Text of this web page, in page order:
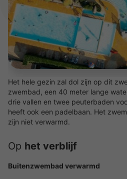
Het hele gezin zal dol zijn op dit
zwembad, een 40 meter lange
drie vallen en twee peuterbaden
heeft ook een padelbaan. Het
zijn niet verwarmd.
Op het verblijf
Buitenzwembad verwarmd